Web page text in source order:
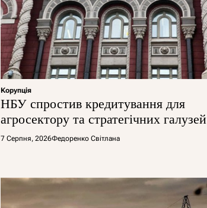
Корупція
НБУ спростив кредитування для
агросектору та стратегічних галузей
7 Серпня, 2026Федоренко Світлана